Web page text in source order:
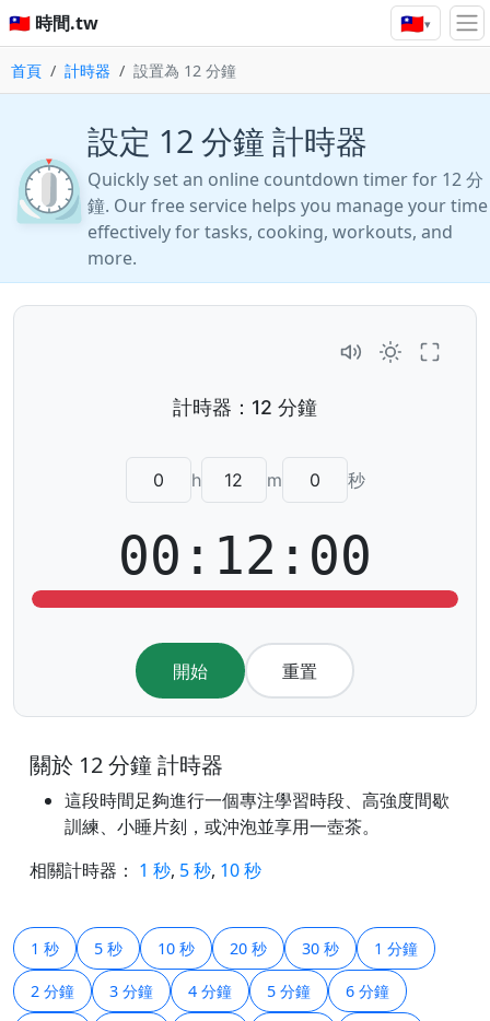
🇹🇼 時間.tw 🇹🇼▾
首頁 計時器 設置為 12 分鐘
⏲️
設定 12 分鐘 計時器
Quickly set an online countdown timer for 12 分
鐘. Our free service helps you manage your time
effectively for tasks, cooking, workouts, and
more.
h m 秒
00:12:00
開始 重置
關於 12 分鐘 計時器
這段時間足夠進行一個專注學習時段、高強度間歇
訓練、小睡片刻，或沖泡並享用一壺茶。
相關計時器： 1 秒, 5 秒, 10 秒
1 秒 5 秒 10 秒 20 秒 30 秒 1 分鐘
2 分鐘 3 分鐘 4 分鐘 5 分鐘 6 分鐘